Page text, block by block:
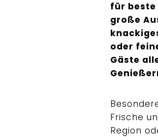
für
große
oder
Gäste
Frische
Region